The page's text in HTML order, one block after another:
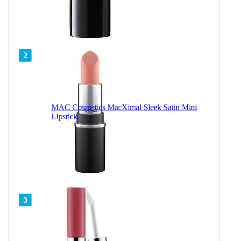
2
MAC Cosmetics MacXimal Sleek Satin Mini
Lipstick
3